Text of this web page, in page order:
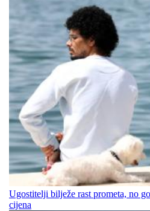
Ugostitelji bilježe rast prometa, no
cijena